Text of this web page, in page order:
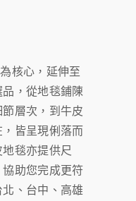
核心，延伸至
，從地毯鋪陳
層次，到牛皮
皆呈現俐落而
毯亦提供尺
助您完成更符
、台中、高雄